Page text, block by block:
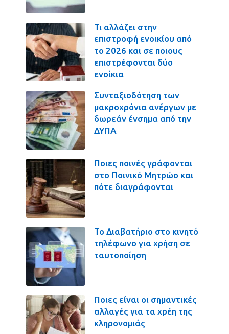
Τι αλλάζει στην
επιστροφή ενοικίου από
το 2026 και σε ποιους
επιστρέφονται δύο
ενοίκια
Συνταξιοδότηση των
μακροχρόνια ανέργων με
δωρεάν ένσημα από την
ΔΥΠΑ
Ποιες ποινές γράφονται
στο Ποινικό Μητρώο και
πότε διαγράφονται
Το Διαβατήριο στο κινητό
τηλέφωνο για χρήση σε
ταυτοποίηση
Ποιες είναι οι σημαντικές
αλλαγές για τα χρέη της
κληρονομιάς